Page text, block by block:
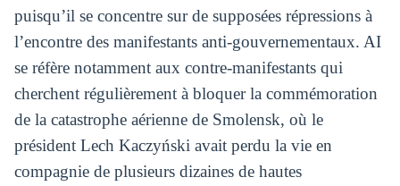
puisqu’il se concentre sur de supposées répressions à
l’encontre des manifestants anti-gouvernementaux. AI
se réfère notamment aux contre-manifestants qui
cherchent régulièrement à bloquer la commémoration
de la catastrophe aérienne de Smolensk, où le
président Lech Kaczyński avait perdu la vie en
compagnie de plusieurs dizaines de hautes